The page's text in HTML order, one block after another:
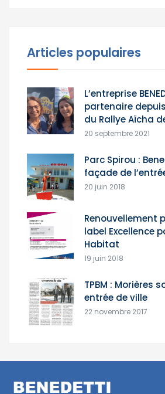
Articles populaires
L’entreprise
partenaire
du Rallye Aïcha
20 septembre 2021
Parc Spirou :
façade de
20 juin 2018
Renouvellement
label Excellence
Habitat
19 juin 2018
TPBM : Morières
entrée de ville
22 novembre 2017